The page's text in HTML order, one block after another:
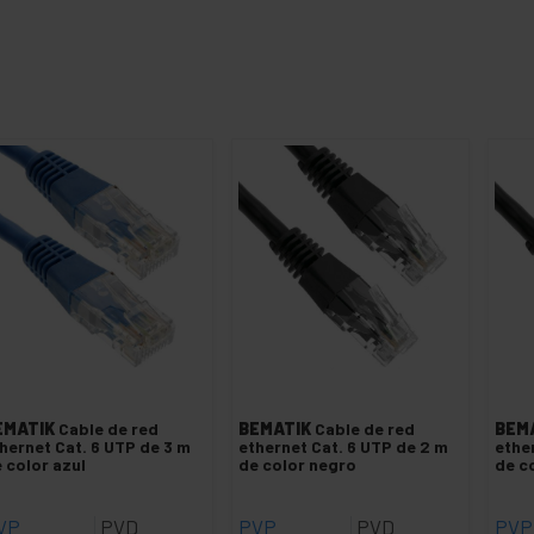
Cable de red
Cat. 6 UTP de 3 m
color azul
PVD
BEMATIK Cable de red
ethernet Cat. 6 UTP de 2 m
de color negro
PVP PVD
de
PVP